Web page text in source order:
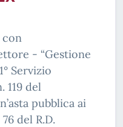
con
- “Gestione
Servizio
119 del
pubblica ai
del R.D.